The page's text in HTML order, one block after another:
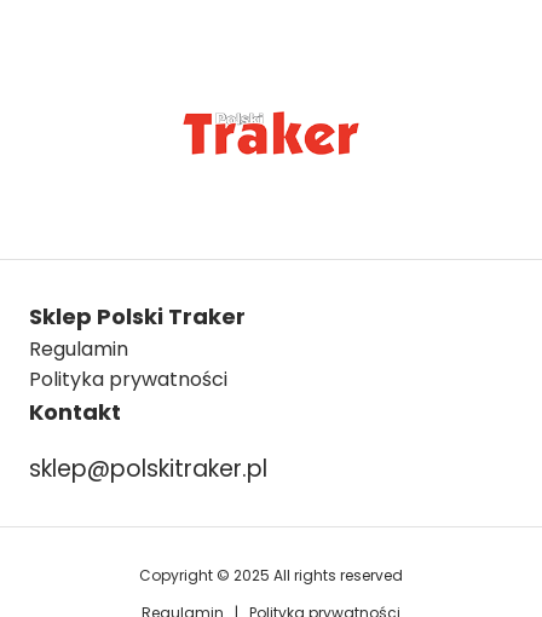
Sklep Polski Traker
Regulamin
Polityka prywatności
Kontakt
sklep@polskitraker.pl
Copyright © 2025 All rights reserved
Regulamin | Polityka prywatności